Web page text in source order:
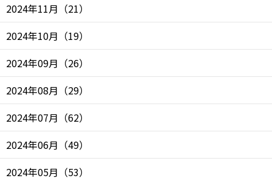
2024年11月 （21）
2024年10月 （19）
2024年09月 （26）
2024年08月 （29）
2024年07月 （62）
2024年06月 （49）
2024年05月 （53）